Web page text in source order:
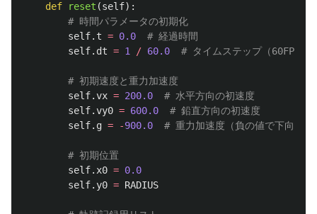
def reset (self):
self. t = 0.0
self. dt = 1 / 60.0
self.vx = 200.0
self.vy0 = 600.0
self. g = -900.0
self. x0 = 0.0
self. y0 = RADIUS